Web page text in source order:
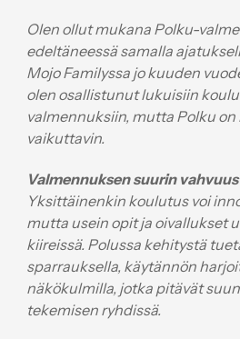
Olen ollut mukana Polku-
edeltäneessä samalla
Mojo Familyssa jo kuuden
olen osallistunut lukuisiin
valmennuksiin, mutta Polku
vaikuttavin.
Valmennuksen suurin
Yksittäinenkin koulutus voi
mutta usein opit ja oivallukset
kiireissä. Polussa kehitystä
sparrauksella, käytännön
näkökulmilla, jotka pitävät
tekemisen ryhdissä.